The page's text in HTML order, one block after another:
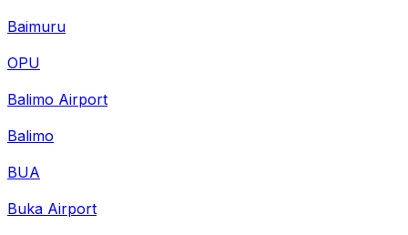
Baimuru
OPU
Balimo Airport
Balimo
BUA
Buka Airport